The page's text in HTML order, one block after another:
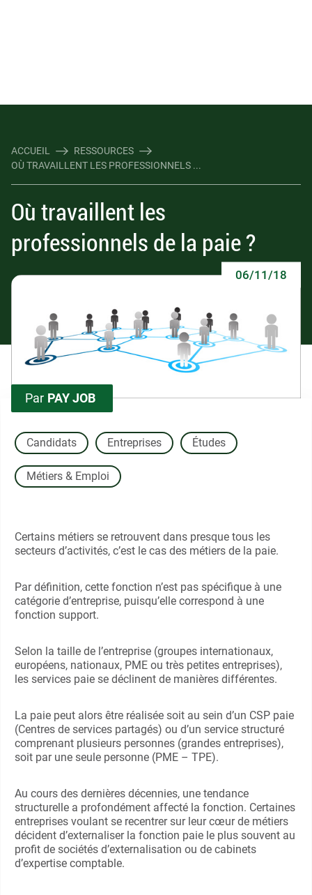
ACCUEIL
RESSOURCES
OÙ TRAVAILLENT LES PROFESSIONNELS ...
Où travaillent les
professionnels de la paie ?
06/11/18
Par PAY JOB
Candidats Entreprises Études
Métiers & Emploi
Certains métiers se retrouvent dans presque tous les
secteurs d’activités, c’est le cas des métiers de la paie.
Par définition, cette fonction n’est pas spécifique à une
catégorie d’entreprise, puisqu’elle correspond à une
fonction support.
Selon la taille de l’entreprise (groupes internationaux,
européens, nationaux, PME ou très petites entreprises),
les services paie se déclinent de manières différentes.
La paie peut alors être réalisée soit au sein d’un CSP paie
(Centres de services partagés) ou d’un service structuré
comprenant plusieurs personnes (grandes entreprises),
soit par une seule personne (PME – TPE).
Au cours des dernières décennies, une tendance
structurelle a profondément affecté la fonction. Certaines
entreprises voulant se recentrer sur leur cœur de métiers
décident d’externaliser la fonction paie le plus souvent au
profit de sociétés d’externalisation ou de cabinets
d’expertise comptable.